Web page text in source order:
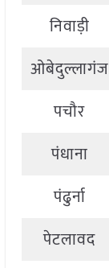
निवाड़ी
ओबेदुल्लागंज
पचौर
पंधाना
पंढुर्ना
पेटलावद